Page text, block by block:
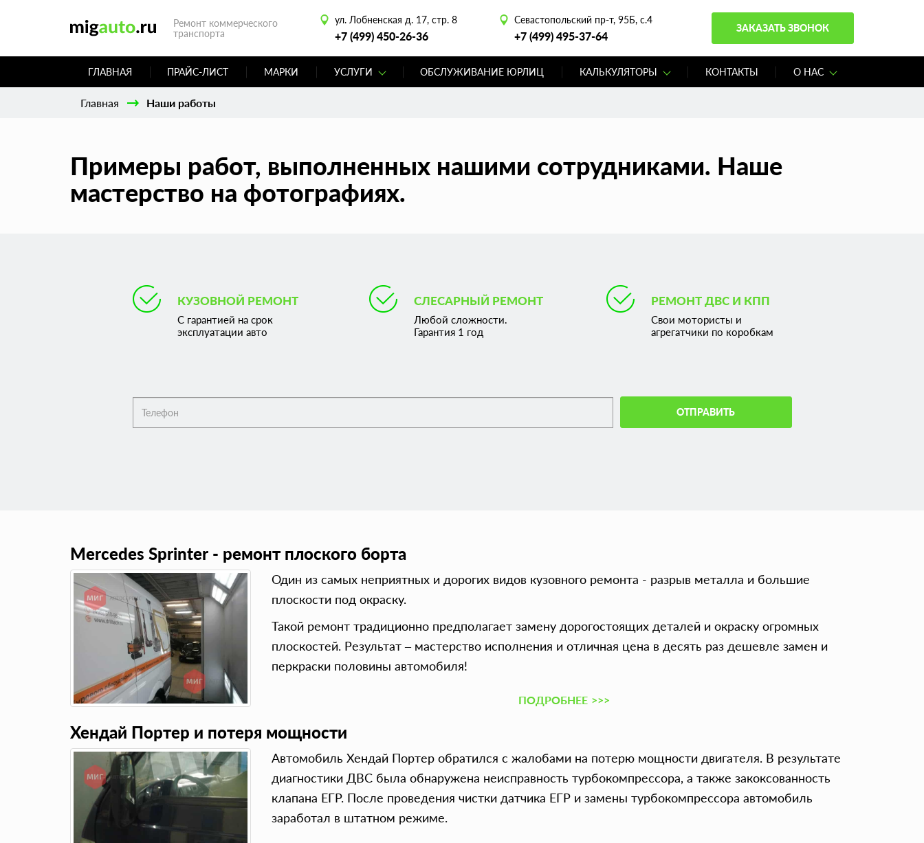
Ремонт коммерческого
транспорта
ул. Лобненская д. 17, стр. 8
+7 (499) 450-26-36
Севастопольский пр-т, 95Б, с.4
+7 (499) 495-37-64
ЗАКАЗАТЬ ЗВОНОК
ГЛАВНАЯ ПРАЙС-ЛИСТ МАРКИ УСЛУГИ ОБСЛУЖИВАНИЕ ЮРЛИЦ КАЛЬКУЛЯТОРЫ КОНТАКТЫ О НАС
Главная Наши работы
Примеры работ, выполненных нашими сотрудниками. Наше
мастерство на фотографиях.
КУЗОВНОЙ РЕМОНТ
С гарантией на срок
эксплуатации авто
СЛЕСАРНЫЙ РЕМОНТ
Любой сложности.
Гарантия 1 год
РЕМОНТ ДВС И КПП
Свои мотористы и
агрегатчики по коробкам
ОТПРАВИТЬ
Mercedes Sprinter - ремонт плоского борта
Один из самых неприятных и дорогих видов кузовного ремонта - разрыв металла и большие
плоскости под окраску.
Такой ремонт традиционно предполагает замену дорогостоящих деталей и окраску огромных
плоскостей. Результат – мастерство исполнения и отличная цена в десять раз дешевле замен и
перкраски половины автомобиля!
ПОДРОБНЕЕ >>>
Хендай Портер и потеря мощности
Автомобиль Хендай Портер обратился c жалобами на потерю мощности двигателя. В результате
диагностики ДВС была обнаружена неисправность турбокомпрессора, а также закоксованность
клапана ЕГР. После проведения чистки датчика ЕГР и замены турбокомпрессора автомобиль
заработал в штатном режиме.